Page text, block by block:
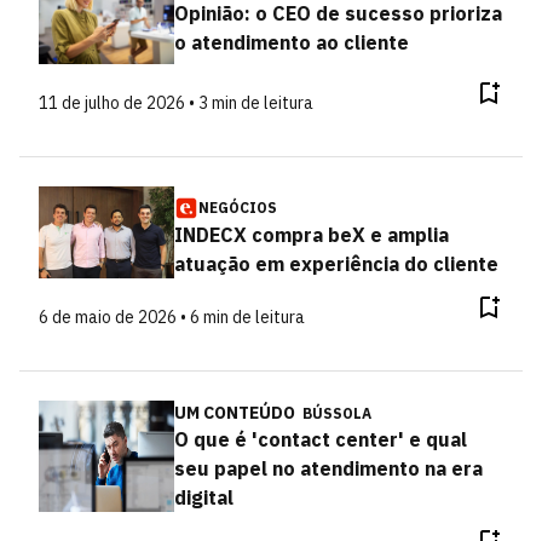
Opinião: o CEO de sucesso prioriza
o atendimento ao cliente
11 de julho de 2026 • 3 min de leitura
NEGÓCIOS
INDECX compra beX e amplia
atuação em experiência do cliente
6 de maio de 2026 • 6 min de leitura
UM CONTEÚDO BÚSSOLA
O que é 'contact center' e qual
seu papel no atendimento na era
digital